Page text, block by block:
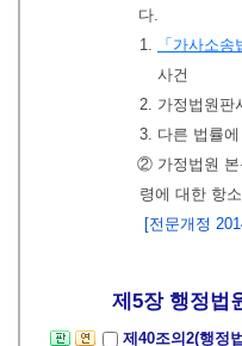
다.
1.
「가사소송
사건
2. 가정법원판
3. 다른 법률
② 가정법원 본
령에 대한 항
[전문개정
제5장 행정법
제40조의2(행정